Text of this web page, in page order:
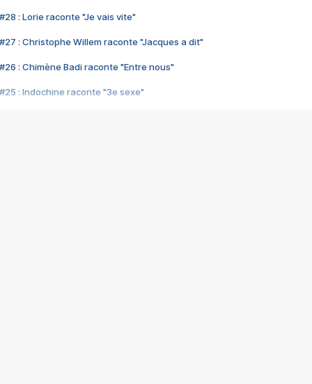
#28 : Lorie raconte "Je vais vite"
#27 : Christophe Willem raconte "Jacques a dit"
#26 : Chimène Badi raconte "Entre nous"
#25 : Indochine raconte "3e sexe"